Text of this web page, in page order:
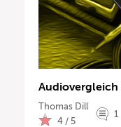
Thomas Dill
4 / 5
1